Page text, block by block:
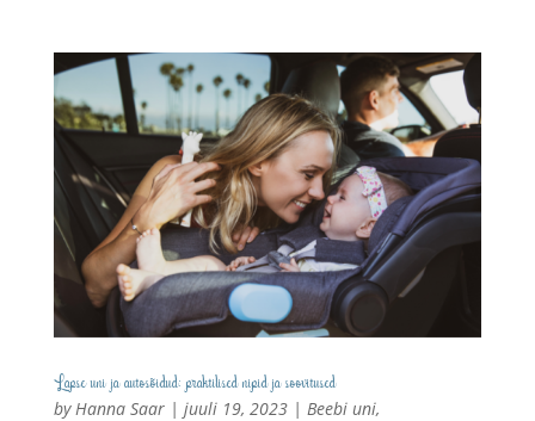
Lapse uni ja autosõidud: praktilised nipid ja soovitused
by Hanna Saar| juuli 19, 2023| Beebi uni,